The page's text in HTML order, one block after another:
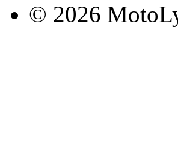
© 2026